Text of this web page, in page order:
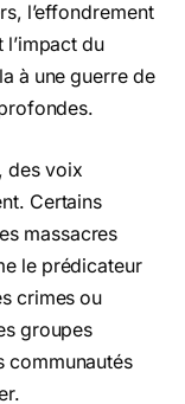
l’effondrement
du
à une guerre de
des voix
Certains
massacres
le prédicateur
crimes ou
groupes
communautés